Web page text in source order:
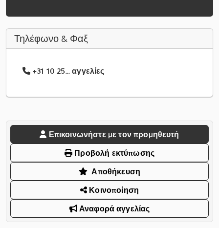
Τηλέφωνο & Φαξ
+31 10 25... αγγελίες
Επικοινωνήστε με τον προμηθευτή
Προβολή εκτύπωσης
Αποθήκευση
Κοινοποίηση
Αναφορά αγγελίας